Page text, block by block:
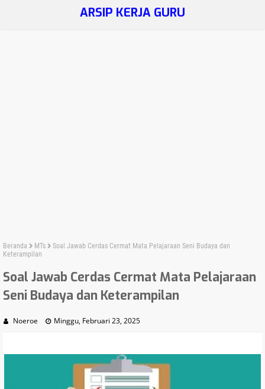
ARSIP KERJA GURU
Beranda MTs
Soal Jawab Cerdas Cermat Mata Pelajaraan Seni Budaya dan
Keterampilan
Soal Jawab Cerdas Cermat Mata Pelajaraan
Seni Budaya dan Keterampilan
Noeroe Minggu, Februari 23, 2025